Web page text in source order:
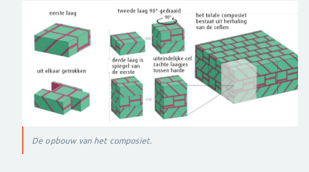
De opbouw van het composiet.